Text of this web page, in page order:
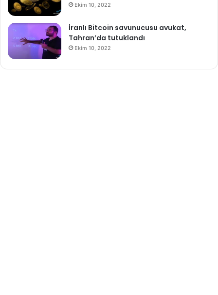
Ekim 10, 2022
İranlı Bitcoin savunucusu avukat,
Tahran’da tutuklandı
Ekim 10, 2022